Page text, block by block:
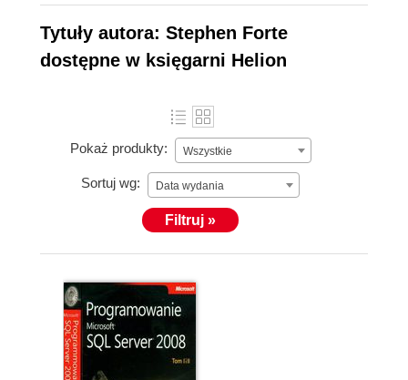
Tytuły autora: Stephen Forte
dostępne w księgarni Helion
Pokaż produkty: Wszystkie
Sortuj wg: Data wydania
Filtruj »